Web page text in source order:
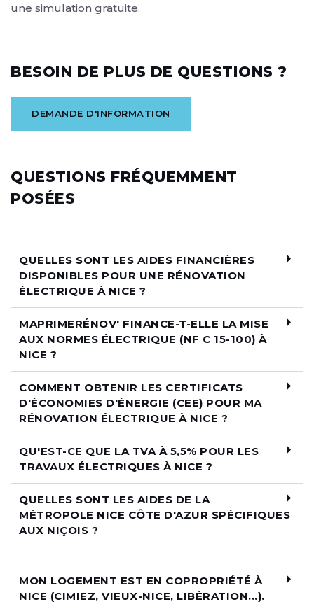
une simulation gratuite.
BESOIN DE PLUS DE QUESTIONS ?
DEMANDE D'INFORMATION
QUESTIONS FRÉQUEMMENT
POSÉES
QUELLES SONT LES AIDES FINANCIÈRES
DISPONIBLES POUR UNE RÉNOVATION
ÉLECTRIQUE À NICE ?
MAPRIMERÉNOV' FINANCE-T-ELLE LA MISE
AUX NORMES ÉLECTRIQUE (NF C 15-100) À
NICE ?
COMMENT OBTENIR LES CERTIFICATS
D'ÉCONOMIES D'ÉNERGIE (CEE) POUR MA
RÉNOVATION ÉLECTRIQUE À NICE ?
QU'EST-CE QUE LA TVA À 5,5% POUR LES
TRAVAUX ÉLECTRIQUES À NICE ?
QUELLES SONT LES AIDES DE LA
MÉTROPOLE NICE CÔTE D'AZUR SPÉCIFIQUES
AUX NIÇOIS ?
MON LOGEMENT EST EN COPROPRIÉTÉ À
NICE (CIMIEZ, VIEUX-NICE, LIBÉRATION...).